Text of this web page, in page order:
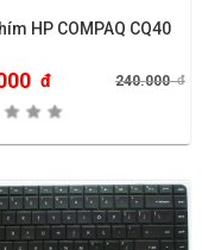
HP COMPAQ CQ40
đ 240.000đ